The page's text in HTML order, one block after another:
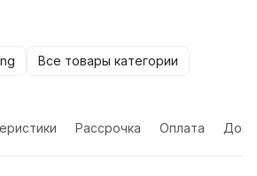
Все товары категории
Рассрочка Оплата